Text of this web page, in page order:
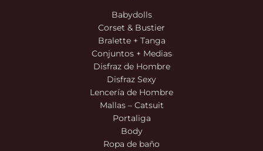
Babydolls
Corset & Bustier
Bralette + Tanga
Conjuntos + Medias
Disfraz de Hombre
Disfraz Sexy
Lencería de Hombre
Mallas – Catsuit
Portaliga
Body
Ropa de baño